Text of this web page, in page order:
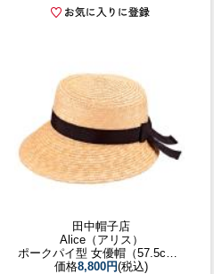
田中帽子店
Alice（アリス）
ポークパイ型 女優帽（57.5cm）
価格8,800円(税込)